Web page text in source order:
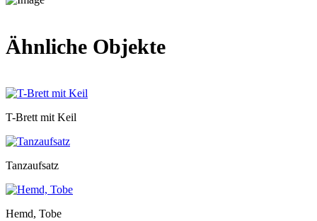
Ähnliche Objekte
T-Brett mit Keil
Tanzaufsatz
Hemd, Tobe